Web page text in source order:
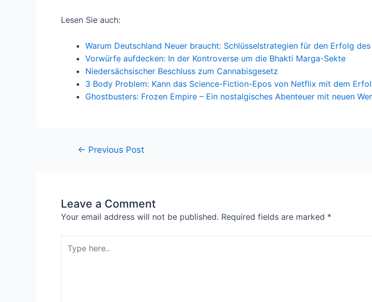
Lesen Sie auch:
Warum Deutschland Neuer braucht: Schlüsselstrategien für den Erfolg
Vorwürfe aufdecken: In der Kontroverse um die Bhakti Marga-Sekte
Niedersächsischer Beschluss zum Cannabisgesetz
3 Body Problem: Kann das Science-Fiction-Epos von Netflix mit dem
Ghostbusters: Frozen Empire – Ein nostalgisches Abenteuer mit neuen
← Previous Post
Leave a Comment
Your email address will not be published. Required fields are marked *
here..